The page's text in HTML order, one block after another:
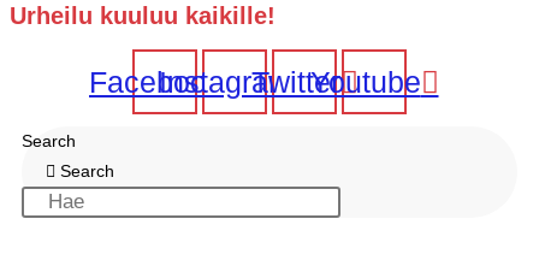
Urheilu kuuluu kaikille!
FacebookInstagramTwitterYoutube
Search
Search